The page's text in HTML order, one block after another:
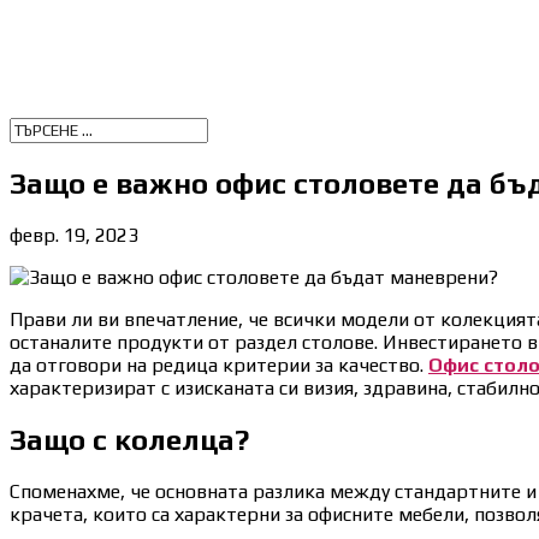
Защо е важно офис столовете да
февр. 19, 2023
Прави ли ви впечатление, че всички модели от
останалите продукти от раздел столове. Инвестирането
да отговори на редица критерии за качество. Офис
характеризират с изисканата си визия, здравина,
Защо с колелца?
Споменахме, че основната разлика между стандартните
крачета, които са характерни за офисните мебели,